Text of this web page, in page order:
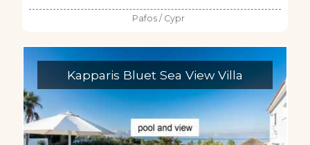
Pafos / Cypr
Kapparis Bluet Sea View Villa